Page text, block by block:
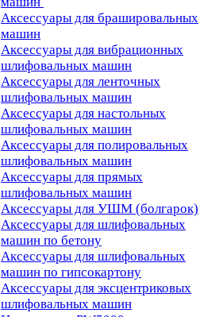
Аксессуары для брашировальных
машин
Аксессуары для вибрационных
шлифовальных машин
Аксессуары для ленточных
шлифовальных машин
Аксессуары для настольных
шлифовальных машин
Аксессуары для полировальных
шлифовальных машин
Аксессуары для прямых
шлифовальных машин
Аксессуары для УШМ (болгарок)
Аксессуары для шлифовальных
машин по бетону
Аксессуары для шлифовальных
машин по гипсокартону
Аксессуары для эксцентриковых
шлифовальных машин